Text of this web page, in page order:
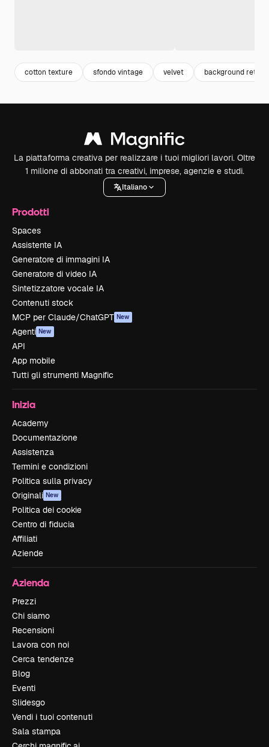
cotton texture sfondo vintage velvet background retro
La piattaforma creativa per realizzare i tuoi migliori lavori. Oltre
1 milione di abbonati tra creativi, imprese, agenzie e studi.
Italiano
Prodotti
Spaces
Assistente IA
Generatore di immagini IA
Generatore di video IA
Sintetizzatore vocale IA
Contenuti stock
MCP per Claude/ChatGPT New
Agenti New
API
App mobile
Tutti gli strumenti Magnific
Inizia
Academy
Documentazione
Assistenza
Termini e condizioni
Politica sulla privacy
Originali New
Politica dei cookie
Centro di fiducia
Affiliati
Aziende
Azienda
Prezzi
Chi siamo
Recensioni
Lavora con noi
Cerca tendenze
Blog
Eventi
Slidesgo
Vendi i tuoi contenuti
Sala stampa